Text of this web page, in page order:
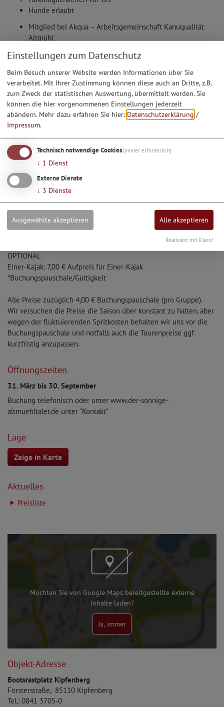
Hunde erlaubt
Mitglied bei Akqua – Arbeitsgemeinschaft Kanuqualität
Altmühl
Preise
LEISTUNGEN FÜR ALLE TOUREN
1. Rücktransfer: Transfer bis max. 8 Teilnehmer
Bei Bedarf bringen wir auch Eure Räder kostenlos ans Ziel.
3. Boote: Wahlweise Zweier, Dreier, Vierer und Fünfer Canadier
Einer Kajaks (kurze) und Zweier Kajaks
4. Sorglosservice: Abholung bei Schlechtwettereinbruch
5. Einweisung: Paddeltechnik und Sicherheit / Flusskarte bei
Bedarf/Wunsch
6. Zubehör: Eine wasserdichte Tonne/Sack für Wertsachen
7. Storno: Kostenloser Schlechtwetter-Storno bis Tag vor der Tour
19:00 Uhr
OPTIONAL
Einer-Kajak: 7,00 € Aufpreis für Einer-Kajak
*Buchungspauschale/Gültigkeit
Alle Preise zuzüglich 4,00 € Buchungspauschale (pro Gruppe).
Wir versuchen die Preise die Saison über konstant zu halten, aber
wegen der fluktuierenden Spritkosten behalten wir uns vor die
Buchungspauschale und notfalls auch die Tourenpreise ggf.
kurzfristig anzupassen.
Öffnungszeiten
31. März bis 30. September
Buchung telefonisch oder unter www.der-sonnige-
altmuehltaler.de unter "Kontakt"
Lage
Zeige in Karte
Aktuelles
Preisliste
Möchten Sie von Google Maps bereitgestellte externe
Inhalte laden?
Ja, immer
Objekt-Adresse
Bootsrastplatz Kipfenberg
Försterstraße
85110 Kipfenberg
Tel.: 0841 3705-0
Einstellungen zum Datenschutz
Beim Besuch unserer Website werden Informationen über Sie
verarbeitet. Mit Ihrer Zustimmung können diese auch an Dritte, z.B.
zum Zweck der statistischen Auswertung, übermittelt werden. Sie
können die hier vorgenommenen Einstellungen jederzeit
abändern. Mehr dazu erfahren Sie hier: Datenschutzerklärung /
Impressum.
Technisch notwendige Cookies(immer erforderlich)
↓ 1 Dienst
Externe Dienste
↓ 3 Dienste
Ausgewählte akzeptieren Alle akzeptieren
Realisiert mit Klaro!